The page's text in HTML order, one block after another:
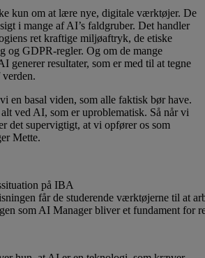
kun om at lære nye, digitale værktøjer. De
i mange af AI’s faldgruber. Det handler
ret kraftige miljøaftryk, de etiske
og GDPR-regler. Og om de mange
generer resultater, som er med til at tegne
en basal viden, som alle faktisk bør have.
ved AI, som er uproblematisk. Så når vi
det supervigtigt, at vi opfører os som
Mette.
får de studerende værktøjerne til at
som AI Manager bliver et fundament for